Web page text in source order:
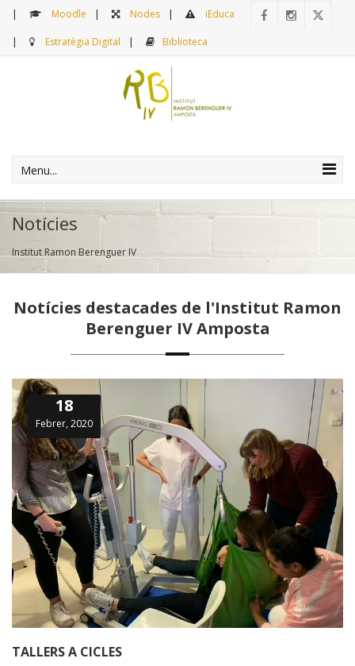
Moodle Nodes iEduca
Estratègia Digital Biblioteca
Menu...
Notícies
Institut Ramon Berenguer IV
Notícies destacades de l'Institut Ramon
Berenguer IV Amposta
18
Febrer, 2020
TALLERS A CICLES